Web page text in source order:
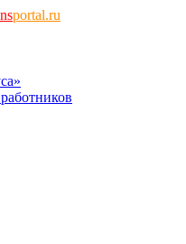
nsportal.ru